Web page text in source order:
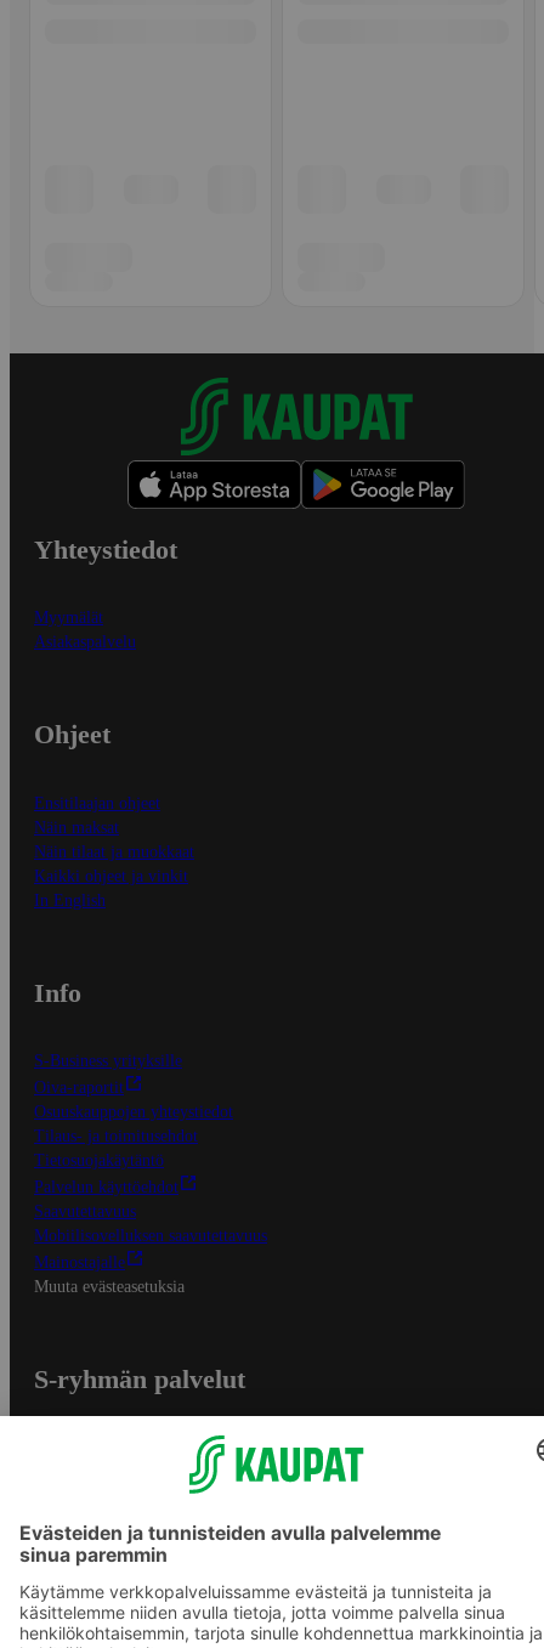
Yhteystiedot
Myymälät
Asiakaspalvelu
Ohjeet
Ensitilaajan ohjeet
Näin maksat
Näin tilaat ja muokkaat
Kaikki ohjeet ja vinkit
In English
Info
S-Business yrityksille
Oiva-raportit
Osuuskauppojen yhteystiedot
Tilaus- ja toimitusehdot
Tietosuojakäytäntö
Palvelun käyttöehdot
Saavutettavuus
Mobiilisovelluksen saavutettavuus
Mainostajalle
Muuta evästeasetuksia
S-ryhmän palvelut
S-ostoslista -sovellus
Prisma.fi
Sokos.fi
S-Pankki
Yhteishyvä